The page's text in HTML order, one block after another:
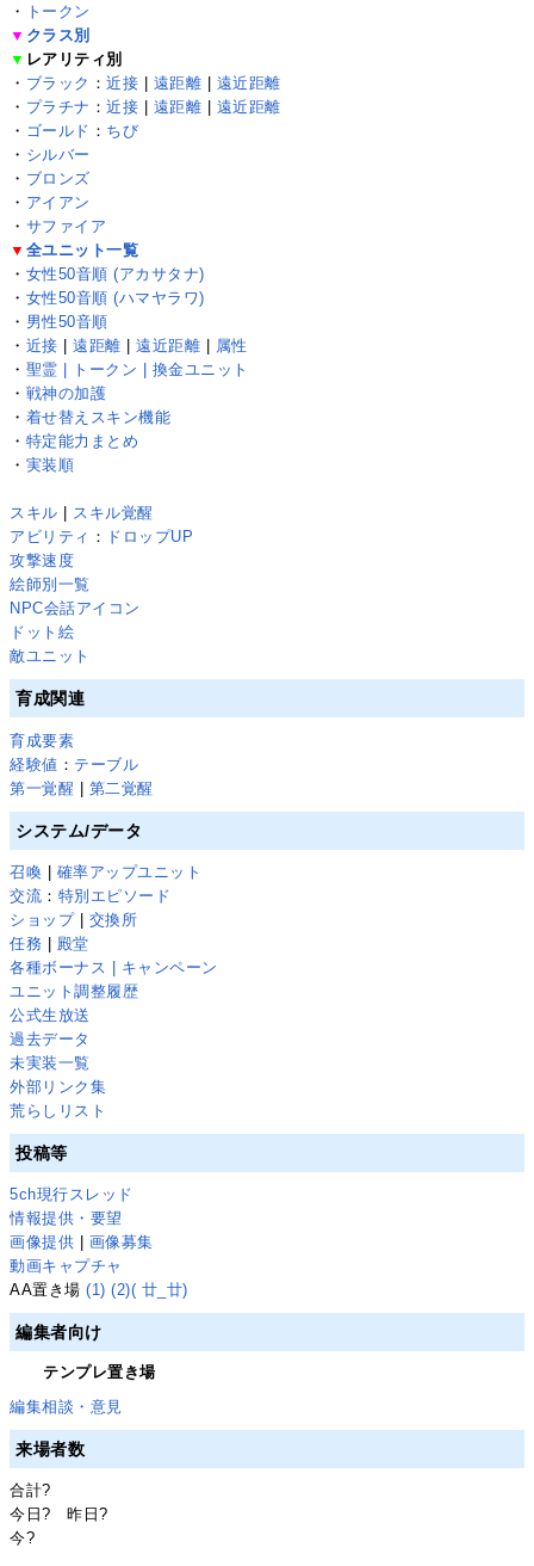
・
トークン
▼ クラス別
▼ レアリティ別
・ ブラック ：近接 遠距離
遠近距離
・ プラチナ ：近接 遠距離
遠近距離
・ ゴールド ： ちび
・ シルバー
・ ブロンズ
・ アイアン
・ サファイア
▼ 全ユニット一覧
・ 女性50音順 (アカサタナ)
・ 女性50音順 (ハマヤラワ)
・ 男性50音順
・ 近接 |遠距離 |遠近距離
属性
・ 聖霊 | トークン | 換金ユニット
・ 戦神の加護
・ 着せ替えスキン機能
・ 特定能力まとめ
・ 実装順
スキル
スキル覚醒
アビリティ ： ドロップUP
攻撃速度
絵師別一覧
NPC会話アイコン
ドット絵
敵ユニット
育成関連
育成要素
経験値 ： テーブル
第一覚醒 | 第二覚醒
システム/データ
召喚 | 確率アップユニット
交流 ： 特別エピソード
ショップ| 交換所
任務 | 殿堂
各種ボーナス | キャンペーン
ユニット調整履歴
公式生放送
過去データ
未実装一覧
外部リンク集
荒らしリスト
投稿等
5ch現行スレッド
情報提供・要望
画像提供
画像募集
動画キャプチャ
AA置き場(1) (2)( 廿_廿)
編集者向け
テンプレ置き場
編集相談・意見
来場者数
合計?
今日? 昨日?
今?